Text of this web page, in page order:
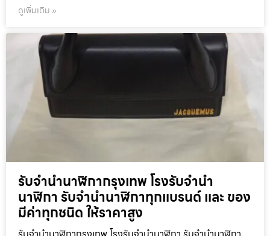
ดูเพิ่มเติม »
รับจำนำนาฬิกากรุงเทพ โรงรับจำนำ
นาฬิกา รับจำนำนาฬิกาทุกแบรนด์ และ ของ
มีค่าทุกชนิด ให้ราคาสูง